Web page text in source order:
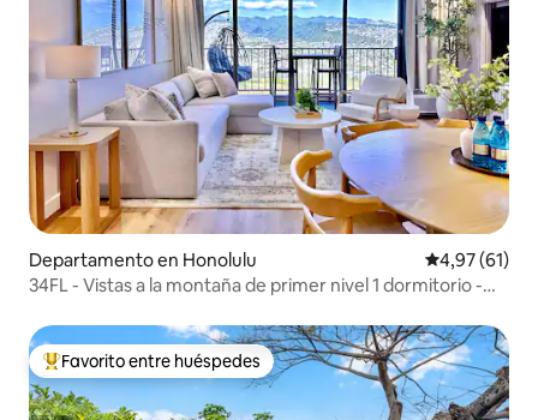
Departamento en Honolulu Calificación
4,97 (61)
34FL - Vistas a la montaña de primer nivel 1 dormitorio -
Favorito entre los huéspedes más destacados
Favorito entre huéspedes